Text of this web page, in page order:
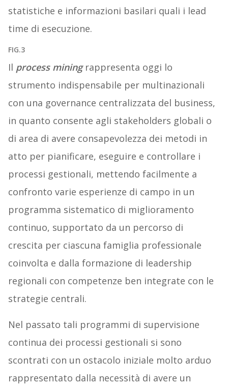
statistiche e informazioni basilari quali i lead
time di esecuzione.
FIG.3
Il process miningrappresenta oggi lo
strumento indispensabile per multinazionali
con una governance centralizzata del business,
in quanto consente agli stakeholders globali o
di area di avere consapevolezza dei metodi in
atto per pianificare, eseguire e controllare i
processi gestionali, mettendo facilmente a
confronto varie esperienze di campo in un
programma sistematico di miglioramento
continuo, supportato da un percorso di
crescita per ciascuna famiglia professionale
coinvolta e dalla formazione di leadership
regionali con competenze ben integrate con le
strategie centrali.
Nel passato tali programmi di supervisione
continua dei processi gestionali si sono
scontrati con un ostacolo iniziale molto arduo
rappresentato dalla necessità di avere un